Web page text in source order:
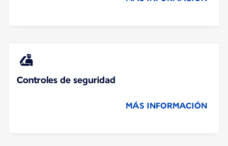
Controles de seguridad
MÁS INFORMACIÓN